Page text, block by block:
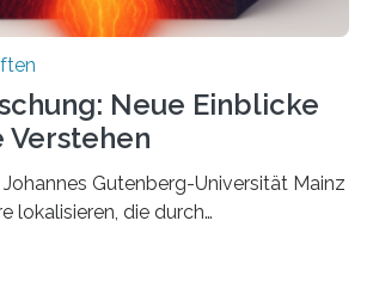
Neue Einblicke
Verstehen
Gutenberg-Universität Mainz
lokalisieren, die durch
in der Erde darunter? Wo